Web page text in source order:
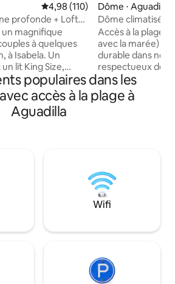
Évaluation moyenne sur la
4,98 (110)
profonde + Loft
Size
un magnifique
à quelques
à Isabela. Un
lit King Size,
de la
trépidante, où vous
et trouver le
Endroit pour
ferez l'expérience
de style et de
maison de plage.
parfaite pour une
Dôme ⋅ Aguadilla
Dôme climatisé
Accès à la plage
avec la marée)
durable dans
respectueux de
bord de mer,
Playuela, où le
respect de
d'eau pour
transparente
nos lits de jardin. Évadez-vous là où
chaque moment
populaires dans les
accès à la plage à
Aguadilla
Wifi